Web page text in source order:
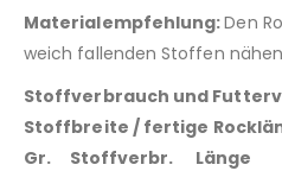
Materialempfehlung:Den
weich fallenden Stoffen
Stoffverbrauch und
Stoffbreite / fertige
Gr. Stoffverbr. Länge